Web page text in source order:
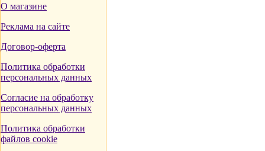
О магазине
Реклама на сайте
Договор-оферта
Политика обработки
персональных данных
Согласие на обработку
персональных данных
Политика обработки
файлов cookie